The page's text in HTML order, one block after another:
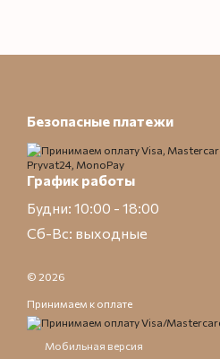
Безопасные платежи
График работы
Будни: 10:00 - 18:00
Сб-Вс: выходные
© 2026
Принимаем к оплате
Мобильная версия